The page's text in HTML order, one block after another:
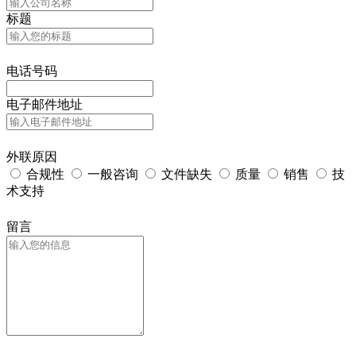
标题
电话号码
电子邮件地址
外联原因
合规性
一般咨询 文件缺失 质量 销售
技
术支持
留言